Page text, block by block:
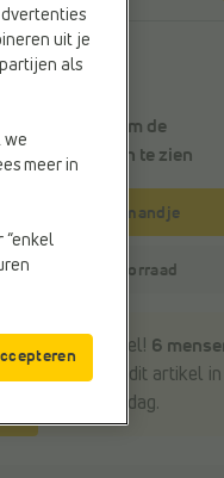
Kies een maat om de
leveringstermijn te zien
In winkelmandje
Winkelvoorraad
Wees snel! 6
bekeken dit artikel in
voorbije dag.
uit je
als
we
meer in
“enkel